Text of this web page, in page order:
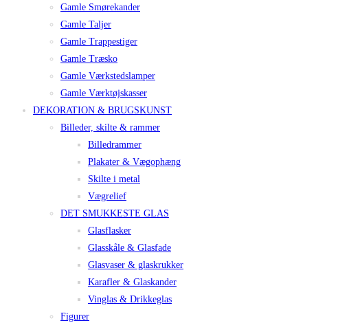
Gamle Smørekander
Gamle Taljer
Gamle Trappestiger
Gamle Træsko
Gamle Værkstedslamper
Gamle Værktøjskasser
DEKORATION & BRUGSKUNST
Billeder, skilte & rammer
Billedrammer
Plakater & Vægophæng
Skilte i metal
Vægrelief
DET SMUKKESTE GLAS
Glasflasker
Glasskåle & Glasfade
Glasvaser & glaskrukker
Karafler & Glaskander
Vinglas & Drikkeglas
Figurer